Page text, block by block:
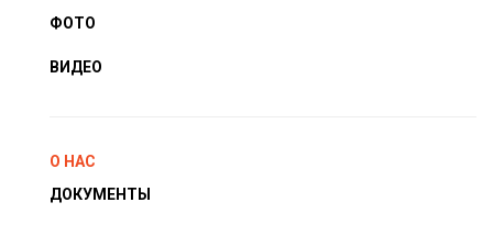
ФОТО
ВИДЕО
О НАС
ДОКУМЕНТЫ